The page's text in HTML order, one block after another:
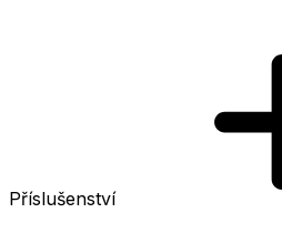
Příslušenství